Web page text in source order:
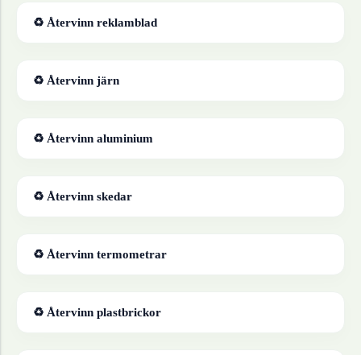
♻ Återvinn reklamblad
♻ Återvinn järn
♻ Återvinn aluminium
♻ Återvinn skedar
♻ Återvinn termometrar
♻ Återvinn plastbrickor